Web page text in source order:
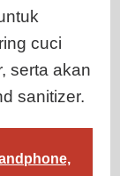
cuci
serta akan
sanitizer.